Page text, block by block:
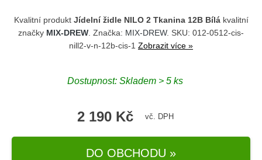
Kvalitní produkt Jídelní židle NILO 2 Tkanina 12B Bílákvalitní
značky MIX-DREW . Značka: MIX-DREW. SKU: 012-0512-cis-
nill2-v-n-12b-cis-1 Zobrazit více »
Dostupnost: Skladem > 5 ks
2 190 Kč vč. DPH
DO OBCHODU »